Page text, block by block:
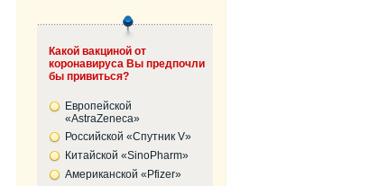
Какой вакциной от
коронавируса Вы предпочли
бы привиться?
Европейской
«AstraZeneca»
Российской «Спутник V»
Китайской «SinoPharm»
Американской «Pfizer»